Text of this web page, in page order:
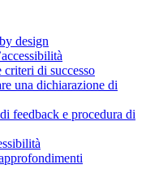
design
di successo
una dichiarazione di
feedback e procedura di